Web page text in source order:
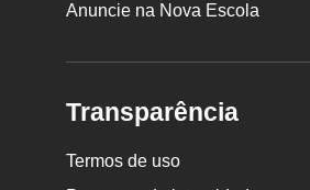
Anuncie na Nova Escola
Transparência
Termos de uso